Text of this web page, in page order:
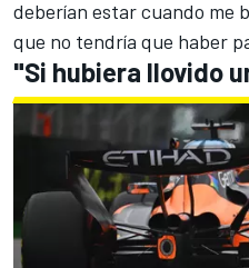
deberían estar cuando me
que no tendría que haber
"Si hubiera llovido